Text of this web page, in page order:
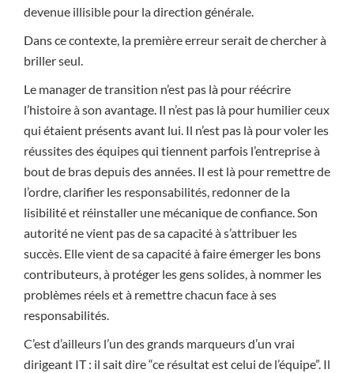
devenue illisible pour la direction générale.
Dans ce contexte, la première erreur serait de chercher à
briller seul.
Le manager de transition n’est pas là pour réécrire
l’histoire à son avantage. Il n’est pas là pour humilier ceux
qui étaient présents avant lui. Il n’est pas là pour voler les
réussites des équipes qui tiennent parfois l’entreprise à
bout de bras depuis des années. Il est là pour remettre de
l’ordre, clarifier les responsabilités, redonner de la
lisibilité et réinstaller une mécanique de confiance. Son
autorité ne vient pas de sa capacité à s’attribuer les
succès. Elle vient de sa capacité à faire émerger les bons
contributeurs, à protéger les gens solides, à nommer les
problèmes réels et à remettre chacun face à ses
responsabilités.
C’est d’ailleurs l’un des grands marqueurs d’un vrai
dirigeant IT : il sait dire “ce résultat est celui de l’équipe”. Il